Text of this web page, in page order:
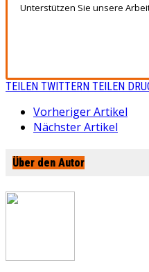
Unterstützen Sie unsere
TEILEN TWITTERN TEILEN
Vorheriger Artikel
Nächster Artikel
Über den Autor